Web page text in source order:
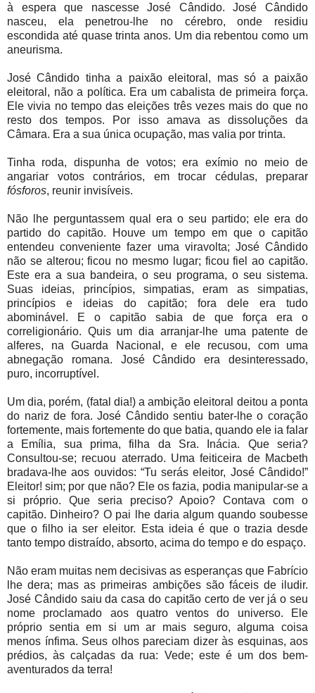
à espera que nascesse José Cândido. José Cândido
nasceu, ela penetrou-lhe no cérebro, onde residiu
escondida até quase trinta anos. Um dia rebentou como um
aneurisma.
José Cândido tinha a paixão eleitoral, mas só a paixão
eleitoral, não a política. Era um cabalista de primeira força.
Ele vivia no tempo das eleições três vezes mais do que no
resto dos tempos. Por isso amava as dissoluções da
Câmara. Era a sua única ocupação, mas valia por trinta.
Tinha roda, dispunha de votos; era exímio no meio de
angariar votos contrários, em trocar cédulas, preparar
fósforos, reunir invisíveis.
Não lhe perguntassem qual era o seu partido; ele era do
partido do capitão. Houve um tempo em que o capitão
entendeu conveniente fazer uma viravolta; José Cândido
não se alterou; ficou no mesmo lugar; ficou fiel ao capitão.
Este era a sua bandeira, o seu programa, o seu sistema.
Suas ideias, princípios, simpatias, eram as simpatias,
princípios e ideias do capitão; fora dele era tudo
abominável. E o capitão sabia de que força era o
correligionário. Quis um dia arranjar-lhe uma patente de
alferes, na Guarda Nacional, e ele recusou, com uma
abnegação romana. José Cândido era desinteressado,
puro, incorruptível.
Um dia, porém, (fatal dia!) a ambição eleitoral deitou a ponta
do nariz de fora. José Cândido sentiu bater-lhe o coração
fortemente, mais fortemente do que batia, quando ele ia falar
a Emília, sua prima, filha da Sra. Inácia. Que seria?
Consultou-se; recuou aterrado. Uma feiticeira de Macbeth
bradava-lhe aos ouvidos: “Tu serás eleitor, José Cândido!”
Eleitor! sim; por que não? Ele os fazia, podia manipular-se a
si próprio. Que seria preciso? Apoio? Contava com o
capitão. Dinheiro? O pai lhe daria algum quando soubesse
que o filho ia ser eleitor. Esta ideia é que o trazia desde
tanto tempo distraído, absorto, acima do tempo e do espaço.
Não eram muitas nem decisivas as esperanças que Fabrício
lhe dera; mas as primeiras ambições são fáceis de iludir.
José Cândido saiu da casa do capitão certo de ver já o seu
nome proclamado aos quatro ventos do universo. Ele
próprio sentia em si um ar mais seguro, alguma coisa
menos ínfima. Seus olhos pareciam dizer às esquinas, aos
prédios, às calçadas da rua: Vede; este é um dos bem-
aventurados da terra!